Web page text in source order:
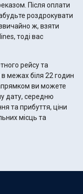
оплати
роздрокувати
ж, взяти
тоді вас
рейсу та
межах біля 22 годин
дату, середню
та прибуття, ціни
місць та